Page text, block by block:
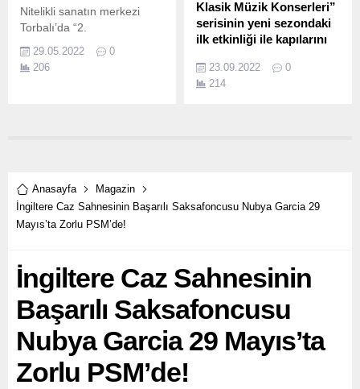
Nitelikli sanatın merkezi
Torbalı’da “2.
29.05.2022
0
206
Klasik Müzik Konserleri”
serisinin yeni sezondaki
ilk etkinliği ile kapılarını
Müzik kariyeri boyunca
Maxim Vengerov ve
23.09.2022
0
214
Anasayfa
Magazin
İngiltere Caz Sahnesinin Başarılı Saksafoncusu Nubya Garcia 29
Mayıs’ta Zorlu PSM’de!
İngiltere Caz Sahnesinin
Başarılı Saksafoncusu
Nubya Garcia 29 Mayıs’ta
Zorlu PSM’de!